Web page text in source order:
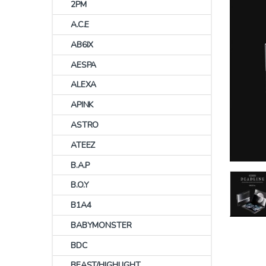
2PM
A.C.E
AB6IX
AESPA
ALEXA
APINK
ASTRO
ATEEZ
B.A.P
B.O.Y
B1A4
BABYMONSTER
BDC